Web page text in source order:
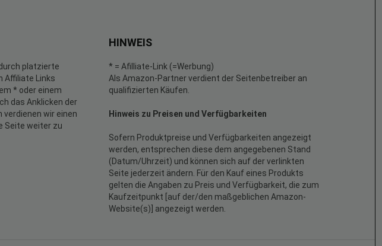
platzierte
Affiliate Links
* oder einem
das Anklicken der
verdienen wir einen
Seite weiter zu
HINWEIS
* = Afilliate-Link (=Werbung)
Als Amazon-Partner verdient der Seitenbetreiber an
qualifizierten Käufen.
Hinweis zu Preisen und Verfügbarkeiten
Sofern Produktpreise und Verfügbarkeiten angezeigt
werden, entsprechen diese dem angegebenen Stand
(Datum/Uhrzeit) und können sich auf der verlinkten
Seite jederzeit ändern. Für den Kauf eines Produkts
gelten die Angaben zu Preis und Verfügbarkeit, die zum
Kaufzeitpunkt [auf der/den maßgeblichen Amazon-
Website(s)] angezeigt werden.